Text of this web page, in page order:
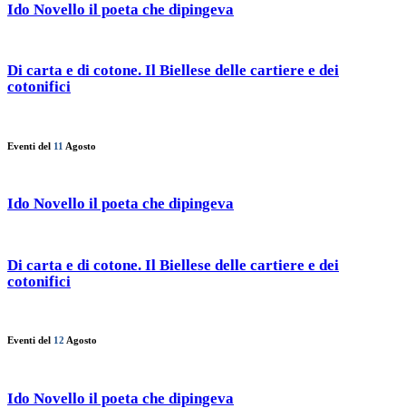
Ido Novello il poeta che dipingeva
Di carta e di cotone. Il Biellese delle cartiere e dei
cotonifici
Eventi del 11 Agosto
Ido Novello il poeta che dipingeva
Di carta e di cotone. Il Biellese delle cartiere e dei
cotonifici
Eventi del 12 Agosto
Ido Novello il poeta che dipingeva